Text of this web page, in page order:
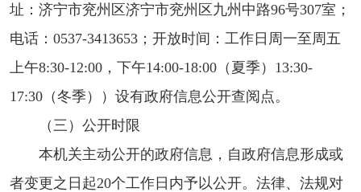
址：济宁市兖州区济宁市兖州区九州中路96号307室；
电话：0537-3413653；开放时间：工作日周一至周五
上午8:30-12:00，下午14:00-18:00（夏季）13:30-
17:30（冬季））设有政府信息公开查阅点。
（三）公开时限
本机关主动公开的政府信息，自政府信息形成或
者变更之日起20个工作日内予以公开。法律、法规对